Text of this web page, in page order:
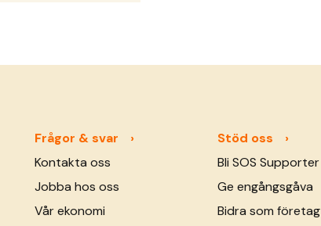
Frågor & svar
Kontakta oss
Jobba hos oss
Vår ekonomi
Stöd oss
Bli SOS Supporter
Ge engångsgåva
Bidra som företag